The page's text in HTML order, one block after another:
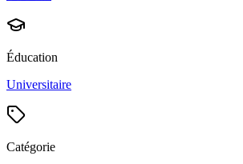
Éducation
Universitaire
Catégorie